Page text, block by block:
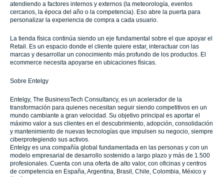
atendiendo a factores internos y externos (la meteorología, eventos
cercanos, la época del año o la competencia). Eso abre la puerta para
personalizar la experiencia de compra a cada usuario.
La tienda física continúa siendo un eje fundamental sobre el que apoyar el
Retail. Es un espacio donde el cliente quiere estar, interactuar con las
marcas y desarrollar un conocimiento más profundo de los productos. El
ecommerce necesita apoyarse en ubicaciones físicas.
Sobre Entelgy
Entelgy, The BusinessTech Consultancy, es un acelerador de la
transformación para quienes necesitan seguir siendo competitivos en un
mundo cambiante a gran velocidad. Su objetivo principal es aportar el
máximo valor a sus clientes en el descubrimiento, adopción, consolidación
y mantenimiento de nuevas tecnologías que impulsen su negocio, siempre
ciberprotegiendo sus activos.
Entelgy es una compañía global fundamentada en las personas y con un
modelo empresarial de desarrollo sostenido a largo plazo y más de 1.500
profesionales. Cuenta con una oferta de alto valor, con oficinas y centros
de competencia en España, Argentina, Brasil, Chile, Colombia, México y